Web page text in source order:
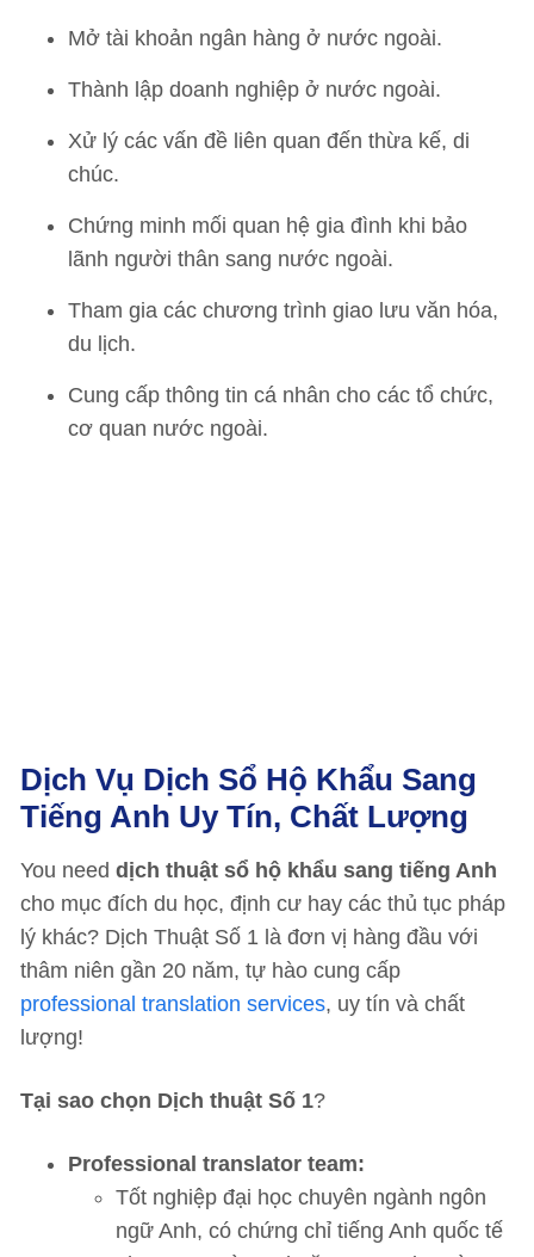
Mở tài khoản ngân hàng ở nước ngoài.
Thành lập doanh nghiệp ở nước ngoài.
Xử lý các vấn đề liên quan đến thừa kế, di
chúc.
Chứng minh mối quan hệ gia đình khi bảo
lãnh người thân sang nước ngoài.
Tham gia các chương trình giao lưu văn hóa,
du lịch.
Cung cấp thông tin cá nhân cho các tổ chức,
cơ quan nước ngoài.
Dịch Vụ Dịch Sổ Hộ Khẩu Sang
Tiếng Anh Uy Tín, Chất Lượng
You need dịch thuật sổ hộ khẩu sang tiếng Anh
cho mục đích du học, định cư hay các thủ tục pháp
lý khác? Dịch Thuật Số 1 là đơn vị hàng đầu với
thâm niên gần 20 năm, tự hào cung cấp
professional translation services, uy tín và chất
lượng!
Tại sao chọn Dịch thuật Số 1?
Professional translator team:
Tốt nghiệp đại học chuyên ngành ngôn
ngữ Anh, có chứng chỉ tiếng Anh quốc tế